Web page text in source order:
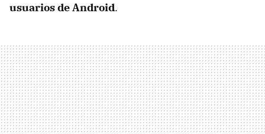
usuarios de Android.